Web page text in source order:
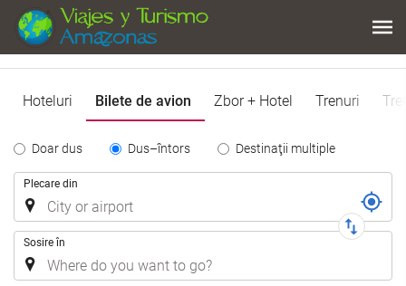
Hoteluri Bilete de avion Zbor + Hotel Trenuri
Tipo
Trayecto
Doar dus Dus–întors Destinaţii multiple
Traseu
Plecare din
Sosire în